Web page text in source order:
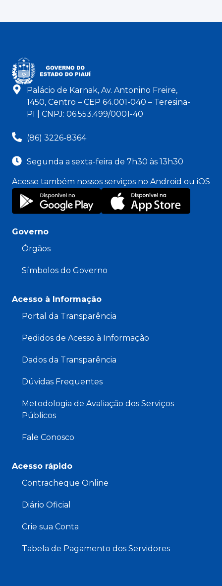
Palácio de Karnak, Av. Antonino Freire,
1450, Centro – CEP 64.001-040 – Teresina-
PI | CNPJ: 06.553.499/0001-40
(86) 3226-8364
Segunda a sexta-feira de 7h30 às 13h30
Acesse também nossos serviços no Android ou iOS
Governo
Órgãos
Símbolos do Governo
Acesso à Informação
Portal da Transparência
Pedidos de Acesso à Informação
Dados da Transparência
Dúvidas Frequentes
Metodologia de Avaliação dos Serviços
Públicos
Fale Conosco
Acesso rápido
Contracheque Online
Diário Oficial
Crie sua Conta
Tabela de Pagamento dos Servidores